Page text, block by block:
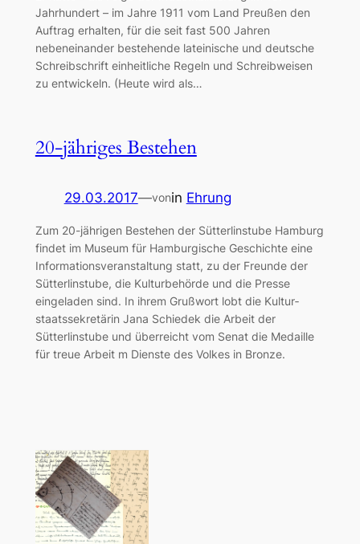
Jahrhundert – im Jahre 1911 vom Land Preußen den
Auftrag erhalten, für die seit fast 500 Jahren
nebeneinander bestehende lateinische und deutsche
Schreibschrift einheitliche Regeln und Schreibweisen
zu entwickeln. (Heute wird als…
20-jähriges Bestehen
29.03.2017—vonin Ehrung
Zum 20-jährigen Bestehen der Sütterlinstube Hamburg
findet im Museum für Hamburgische Geschichte eine
Infor­mations­veranstal­tung statt, zu der Freunde der
Sütterlinstube, die Kulturbehörde und die Presse
eingeladen sind. In ihrem Grußwort lobt die Kultur­
staats­sekre­tärin Jana Schiedek die Arbeit der
Sütterlinstube und überreicht vom Senat die Medaille
für treue Arbeit m Dienste des Volkes in Bronze.